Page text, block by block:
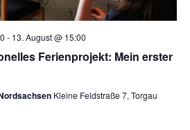
Ferienprojekt: Mein erster
- 13. August @ 15:00
Kleine Feldstraße 7, Torgau